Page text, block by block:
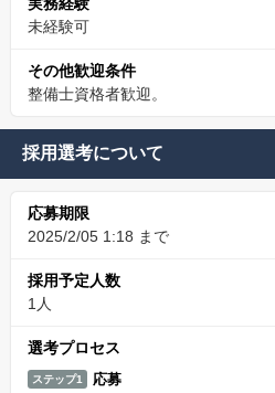
未経験可
その他歓迎条件
整備士資格者歓迎。
採用選考について
応募期限
2025/2/05 1:18 まで
採用予定人数
1人
選考プロセス
ステップ1
応募